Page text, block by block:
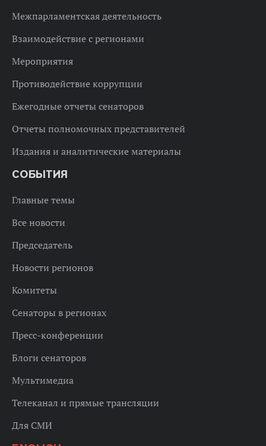
Межпарламентская деятельность
Взаимодействие с регионами
Мероприятия
Противодействие коррупции
Ежегодные отчеты сенаторов
Отчеты полномочных представителей
Издания и аналитические материалы
СОБЫТИЯ
Главные темы
Все новости
Председатель
Новости регионов
Комитеты
Сенаторы в регионах
Пресс-конференции
Блоги сенаторов
Мультимедиа
Телеканал и прямые трансляции
Для СМИ